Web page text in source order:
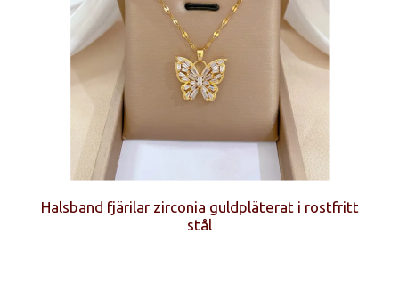
Halsband fjärilar zirconia guldpläterat i rostfritt
stål